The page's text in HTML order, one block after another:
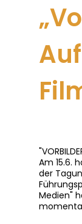
Am 15.6.
der
Medien"